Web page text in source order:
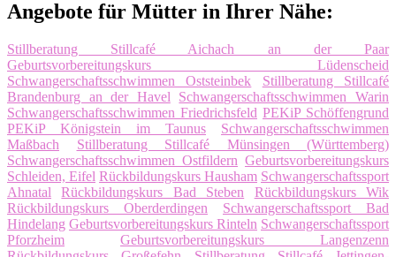
Angebote für Mütter in Ihrer Nähe:
Stillberatung Stillcafé Aichach an der Paar
Geburtsvorbereitungskurs Lüdenscheid
Schwangerschaftsschwimmen Oststeinbek
Stillberatung Stillcafé
Brandenburg an der Havel
Schwangerschaftsschwimmen Warin
Schwangerschaftsschwimmen Friedrichsfeld PEKiP Schöffengrund
PEKiP Königstein im Taunus
Schwangerschaftsschwimmen
Maßbach
Stillberatung Stillcafé Münsingen (Württemberg)
Schwangerschaftsschwimmen Ostfildern Geburtsvorbereitungskurs
Schleiden, Eifel Rückbildungskurs Hausham Schwangerschaftssport
Ahnatal
Rückbildungskurs Bad Steben
Rückbildungskurs Wik
Rückbildungskurs Oberderdingen
Schwangerschaftssport Bad
Hindelang Geburtsvorbereitungskurs Rinteln Schwangerschaftssport
Pforzheim
Geburtsvorbereitungskurs Langenzenn